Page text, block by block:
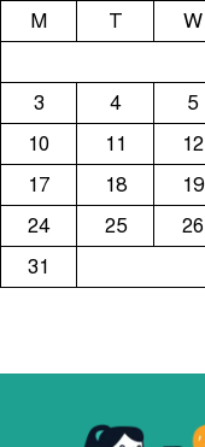
M
T W
3
4 5
10
11 12
17
18 19
24
25 26
31